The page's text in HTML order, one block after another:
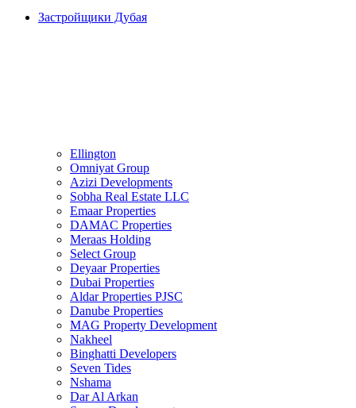
Застройщики Дубая
Ellington
Omniyat Group
Azizi Developments
Sobha Real Estate LLC
Emaar Properties
DAMAC Properties
Meraas Holding
Select Group
Deyaar Properties
Dubai Properties
Aldar Properties PJSC
Danube Properties
MAG Property Development
Nakheel
Binghatti Developers
Seven Tides
Nshama
Dar Al Arkan